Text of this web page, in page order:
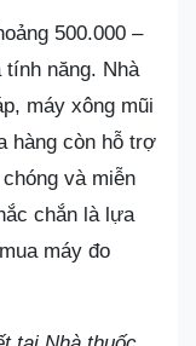
500.000 –
năng. Nhà
máy xông mũi
hàng còn hỗ trợ
và miễn
chắn là lựa
máy đo